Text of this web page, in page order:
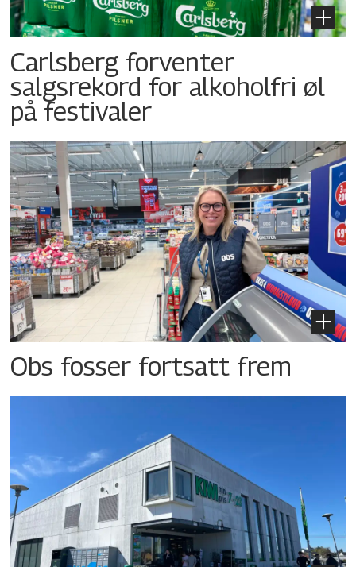
Carlsberg forventer
salgsrekord for alkoholfri øl
på festivaler
Obs fosser fortsatt frem